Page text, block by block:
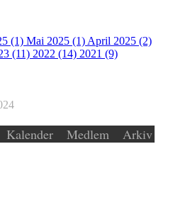
(1) Mai 2025 (1) April 2025 (2)
(11) 2022 (14) 2021 (9)
Kalender Medlem Arkiv